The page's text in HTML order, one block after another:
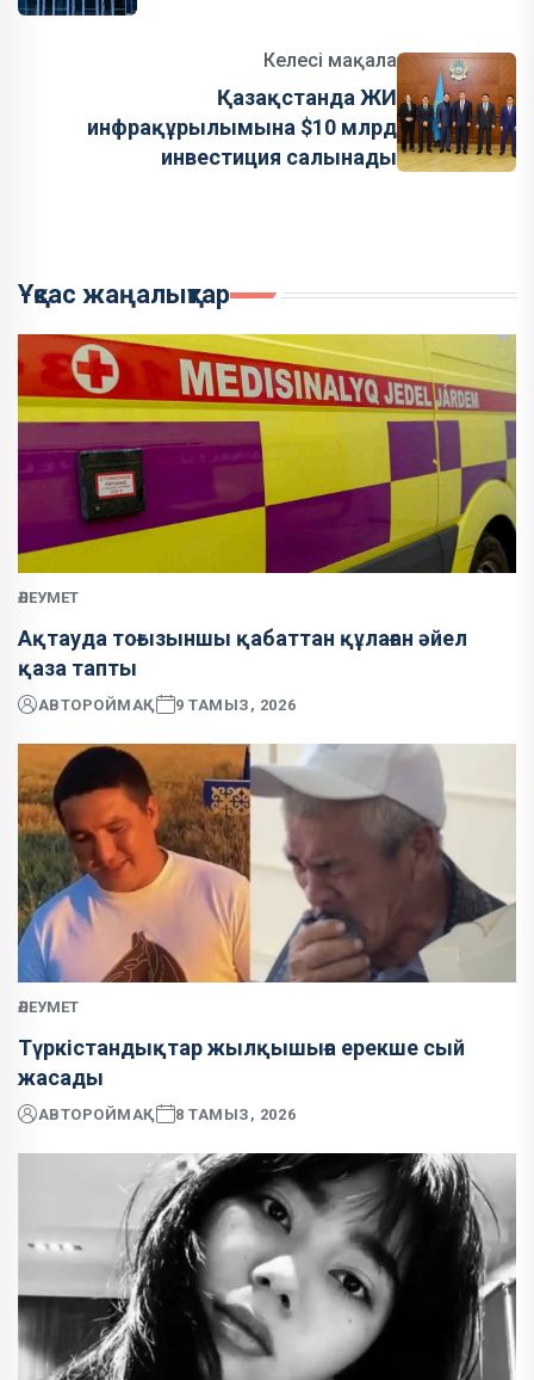
Келесі мақала
Қазақстанда ЖИ
инфрақұрылымына $10 млрд
инвестиция салынады
Ұқсас жаңалықтар
ӘЛЕУМЕТ
Ақтауда тоғызыншы қабаттан құлаған әйел
қаза тапты
АВТОРОЙМАҚ 9 ТАМЫЗ, 2026
ӘЛЕУМЕТ
Түркістандықтар жылқышыға ерекше сый
жасады
АВТОРОЙМАҚ 8 ТАМЫЗ, 2026